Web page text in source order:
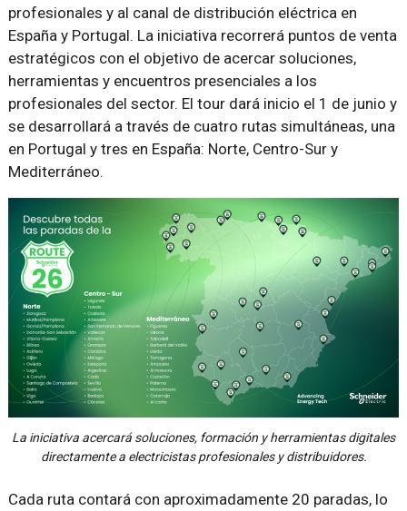
profesionales y al canal de distribución eléctrica en
España y Portugal. La iniciativa recorrerá puntos de venta
estratégicos con el objetivo de acercar soluciones,
herramientas y encuentros presenciales a los
profesionales del sector. El tour dará inicio el 1 de junio y
se desarrollará a través de cuatro rutas simultáneas, una
en Portugal y tres en España: Norte, Centro-Sur y
Mediterráneo.
La iniciativa acercará soluciones, formación y herramientas digitales
directamente a electricistas profesionales y distribuidores.
Cada ruta contará con aproximadamente 20 paradas, lo